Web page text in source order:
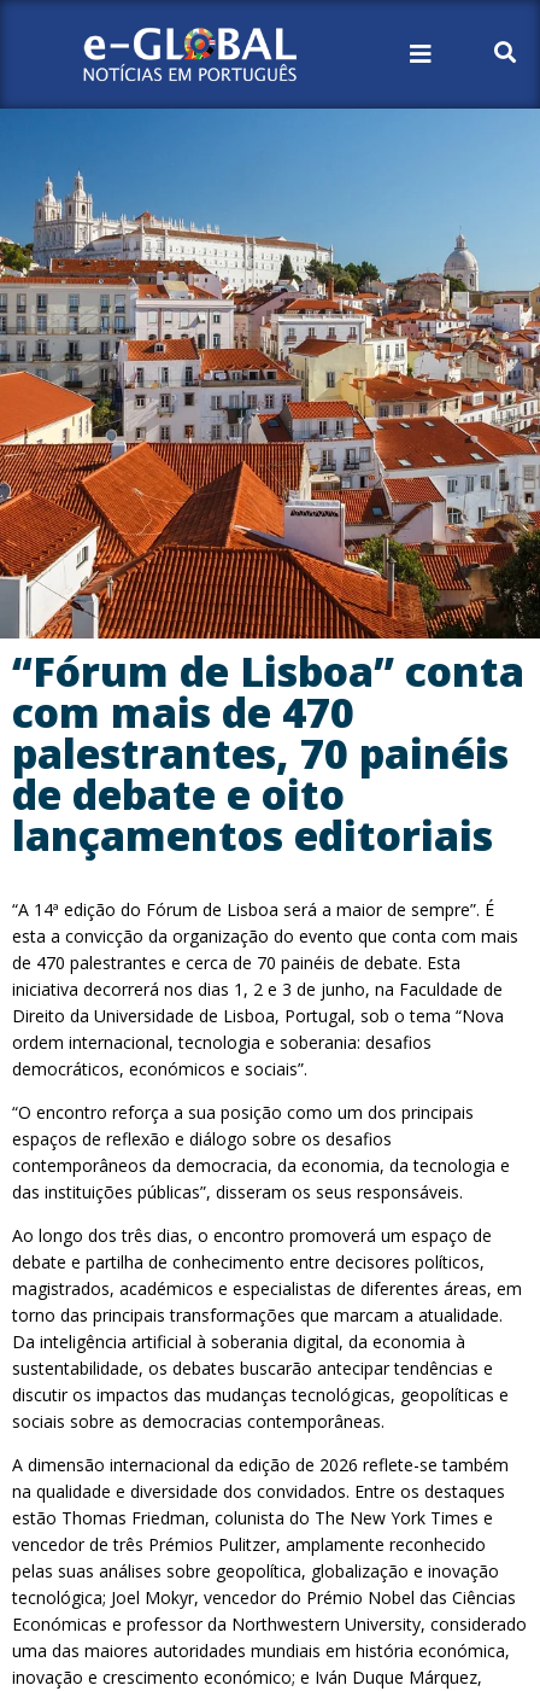
“Fórum de Lisboa” conta
com mais de 470
palestrantes, 70 painéis
de debate e oito
lançamentos editoriais
“A 14ª edição do Fórum de Lisboa será a maior de sempre”. É
esta a convicção da organização do evento que conta com mais
de 470 palestrantes e cerca de 70 painéis de debate. Esta
iniciativa decorrerá nos dias 1, 2 e 3 de junho, na Faculdade de
Direito da Universidade de Lisboa, Portugal, sob o tema “Nova
ordem internacional, tecnologia e soberania: desafios
democráticos, económicos e sociais”.
“O encontro reforça a sua posição como um dos principais
espaços de reflexão e diálogo sobre os desafios
contemporâneos da democracia, da economia, da tecnologia e
das instituições públicas”, disseram os seus responsáveis.
Ao longo dos três dias, o encontro promoverá um espaço de
debate e partilha de conhecimento entre decisores políticos,
magistrados, académicos e especialistas de diferentes áreas, em
torno das principais transformações que marcam a atualidade.
Da inteligência artificial à soberania digital, da economia à
sustentabilidade, os debates buscarão antecipar tendências e
discutir os impactos das mudanças tecnológicas, geopolíticas e
sociais sobre as democracias contemporâneas.
A dimensão internacional da edição de 2026 reflete-se também
na qualidade e diversidade dos convidados. Entre os destaques
estão Thomas Friedman, colunista do The New York Times e
vencedor de três Prémios Pulitzer, amplamente reconhecido
pelas suas análises sobre geopolítica, globalização e inovação
tecnológica; Joel Mokyr, vencedor do Prémio Nobel das Ciências
Económicas e professor da Northwestern University, considerado
uma das maiores autoridades mundiais em história económica,
inovação e crescimento económico; e Iván Duque Márquez,